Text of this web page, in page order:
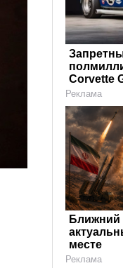
Corvette
Реклама
Ближний
месте
Реклама